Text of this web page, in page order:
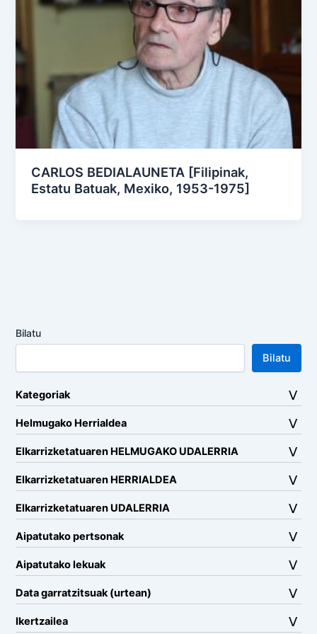
CARLOS BEDIALAUNETA [Filipinak,
Estatu Batuak, Mexiko, 1953-1975]
Bilatu
Bilatu
Kategoriak
Helmugako Herrialdea
Elkarrizketatuaren HELMUGAKO UDALERRIA
Elkarrizketatuaren HERRIALDEA
Elkarrizketatuaren UDALERRIA
Aipatutako pertsonak
Aipatutako lekuak
Data garratzitsuak (urtean)
Ikertzailea